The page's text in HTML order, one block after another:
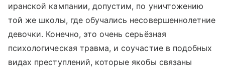
иранской кампании, допустим, по уничтожению
той же школы, где обучались несовершеннолетние
девочки. Конечно, это очень серьёзная
психологическая травма, и соучастие в подобных
видах преступлений, которые якобы связаны